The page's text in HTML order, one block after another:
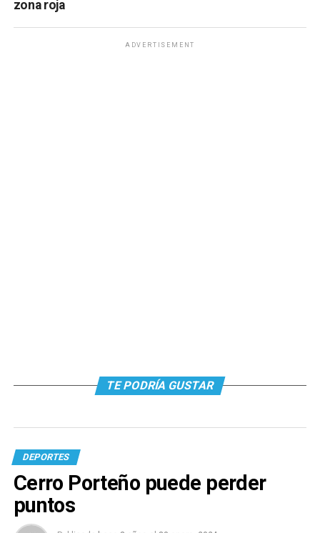
zona roja
ADVERTISEMENT
TE PODRÍA GUSTAR
DEPORTES
Cerro Porteño puede perder
puntos